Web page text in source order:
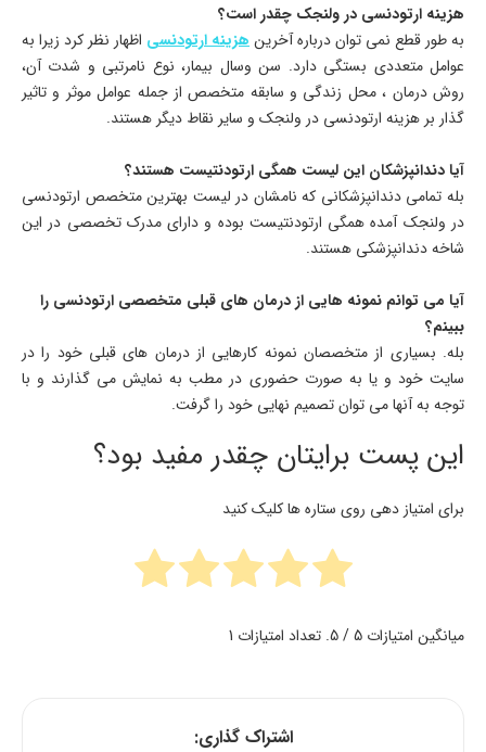
هزینه ارتودنسی در ولنجک چقدر است؟
به طور قطع نمی توان درباره آخرینهزینه ارتودنسی اظهار نظر کرد زیرا به
عوامل متعددی بستگی دارد. سن وسال بیمار، نوع نامرتبی و شدت آن،
روش درمان ، محل زندگی و سابقه متخصص از جمله عوامل موثر و تاثیر
گذار بر هزینه ارتودنسی در ولنجک و سایر نقاط دیگر هستند.
آیا دندانپزشکان این لیست همگی ارتودنتیست هستند؟
بله تمامی دندانپزشکانی که نامشان در لیست بهترین متخصص ارتودنسی
در ولنجک آمده همگی ارتودنتیست بوده و دارای مدرک تخصصی در این
شاخه دندانپزشکی هستند.
آیا می توانم نمونه هایی از درمان های قبلی متخصصی ارتودنسی را
ببینم؟
بله. بسیاری از متخصصان نمونه کارهایی از درمان های قبلی خود را در
سایت خود و یا به صورت حضوری در مطب به نمایش می گذارند و با
توجه به آنها می توان تصمیم نهایی خود را گرفت.
این پست برایتان چقدر مفید بود؟
برای امتیاز دهی روی ستاره ها کلیک کنید
میانگین امتیازات 5/ 5. تعداد امتیازات 1
اشتراک گذاری: